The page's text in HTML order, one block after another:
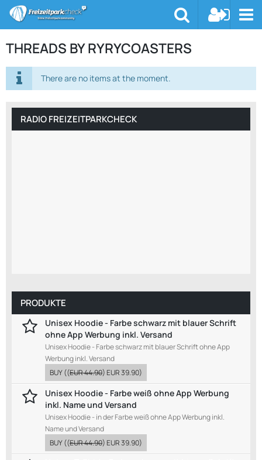
THREADS BY RYRYCOASTERS
There are no items at the moment.
RADIO FREIZEITPARKCHECK
PRODUKTE
Unisex Hoodie - Farbe schwarz mit blauer Schrift
ohne App Werbung inkl. Versand
Unisex Hoodie - Farbe schwarz mit blauer Schrift ohne App
Werbung inkl. Versand
BUY((EUR 44.90)EUR 39.90)
Unisex Hoodie - Farbe weiß ohne App Werbung
inkl. Name und Versand
Unisex Hoodie - in der Farbe weiß ohne App Werbung inkl.
Name und Versand
BUY((EUR 44.90)EUR 39.90)